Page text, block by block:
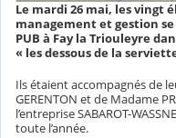
Le mardi 26 mai, les vingt
management et gestion se
PUB à Fay la Triouleyre
« les dessous de la
Ils étaient accompagnés de
GERENTON et de Madame
l’entreprise SABAROT-
toute l’année.